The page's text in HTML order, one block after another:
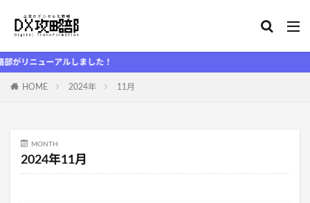
ューアルしました！
HOME 2024年 11月
MONTH
2024年11月